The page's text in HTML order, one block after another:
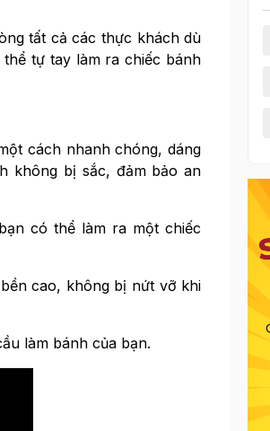
tất cả các thực khách dù
tự tay làm ra chiếc bánh
cách nhanh chóng, dáng
không bị sắc, đảm bảo an
có thể làm ra một chiếc
cao, không bị nứt vỡ khi
làm bánh của bạn.